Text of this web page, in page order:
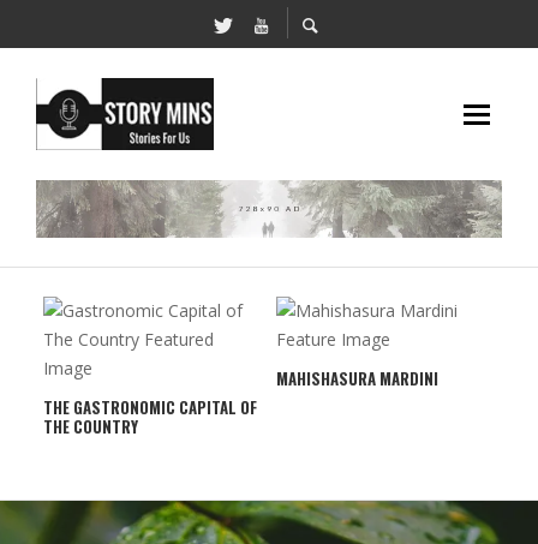
THE GASTRONOMIC CAPITAL OF
THE COUNTRY
MAHISHASURA MARDINI